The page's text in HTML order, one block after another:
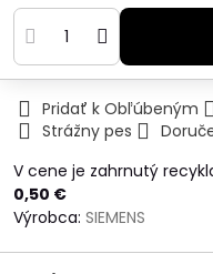
Pridať k Obľúbeným
Strážny pes
V cene je zahrnutý
0,50 €
Výrobca: SIEMENS